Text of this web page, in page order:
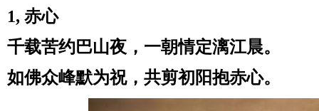
1, 赤心
千载苦约巴山夜，一朝情定漓江晨。
如佛众峰默为祝，共剪初阳抱赤心。